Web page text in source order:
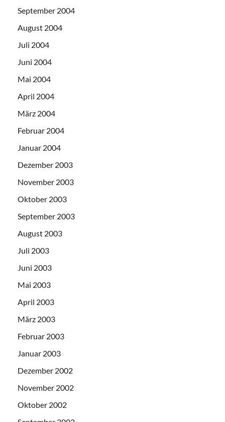
September 2004
August 2004
Juli 2004
Juni 2004
Mai 2004
April 2004
März 2004
Februar 2004
Januar 2004
Dezember 2003
November 2003
Oktober 2003
September 2003
August 2003
Juli 2003
Juni 2003
Mai 2003
April 2003
März 2003
Februar 2003
Januar 2003
Dezember 2002
November 2002
Oktober 2002